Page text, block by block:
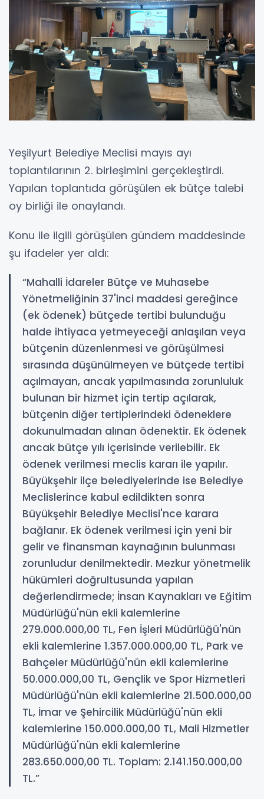
Yeşilyurt Belediye Meclisi mayıs ayı
toplantılarının 2. birleşimini gerçekleştirdi.
Yapılan toplantıda görüşülen ek bütçe talebi
oy birliği ile onaylandı.
Konu ile ilgili görüşülen gündem maddesinde
şu ifadeler yer aldı:
“Mahalli İdareler Bütçe ve Muhasebe
Yönetmeliğinin 37'inci maddesi gereğince
(ek ödenek) bütçede tertibi bulunduğu
halde ihtiyaca yetmeyeceği anlaşılan veya
bütçenin düzenlenmesi ve görüşülmesi
sırasında düşünülmeyen ve bütçede tertibi
açılmayan, ancak yapılmasında zorunluluk
bulunan bir hizmet için tertip açılarak,
bütçenin diğer tertiplerindeki ödeneklere
dokunulmadan alınan ödenektir. Ek ödenek
ancak bütçe yılı içerisinde verilebilir. Ek
ödenek verilmesi meclis kararı ile yapılır.
Büyükşehir ilçe belediyelerinde ise Belediye
Meclislerince kabul edildikten sonra
Büyükşehir Belediye Meclisi'nce karara
bağlanır. Ek ödenek verilmesi için yeni bir
gelir ve finansman kaynağının bulunması
zorunludur denilmektedir. Mezkur yönetmelik
hükümleri doğrultusunda yapılan
değerlendirmede; İnsan Kaynakları ve Eğitim
Müdürlüğü'nün ekli kalemlerine
279.000.000,00 TL, Fen İşleri Müdürlüğü'nün
ekli kalemlerine 1.357.000.000,00 TL, Park ve
Bahçeler Müdürlüğü'nün ekli kalemlerine
50.000.000,00 TL, Gençlik ve Spor Hizmetleri
Müdürlüğü'nün ekli kalemlerine 21.500.000,00
TL, İmar ve Şehircilik Müdürlüğü'nün ekli
kalemlerine 150.000.000,00 TL, Mali Hizmetler
Müdürlüğü'nün ekli kalemlerine
283.650.000,00 TL. Toplam: 2.141.150.000,00
TL.”